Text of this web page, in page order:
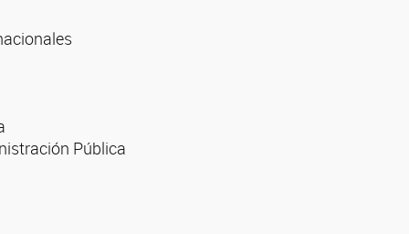
Pública